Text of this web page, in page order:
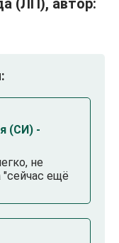
(ЛП), автор:
(СИ) -
не
"сейчас ещё